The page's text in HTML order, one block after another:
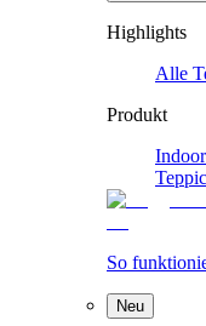
Highlights
Alle
Produkt
So
Neu